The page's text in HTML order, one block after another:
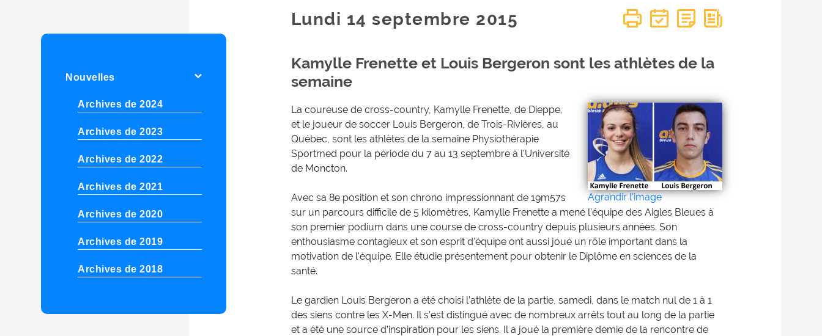
Nouvelles
Archives de 2024
Archives de 2023
Archives de 2022
Archives de 2021
Archives de 2020
Archives de 2019
Archives de 2018
Lundi 14septembre 2015
Kamylle Frenette et Louis Bergeron sont les athlètes de la
semaine
Agrandir l'image
La coureuse de cross-country, Kamylle Frenette, de Dieppe,
et le joueur de soccer Louis Bergeron, de Trois-Rivières, au
Québec, sont les athlètes de la semaine Physiothérapie
Sportmed pour la période du 7 au 13 septembre à l'Université
de Moncton.
Avec sa 8e position et son chrono impressionnant de 19m57s
sur un parcours difficile de 5 kilomètres, Kamylle Frenette a mené l'équipe des Aigles Bleues à
son premier podium dans une course de cross-country depuis plusieurs années. Son
enthousiasme contagieux et son esprit d'équipe ont aussi joué un rôle important dans la
motivation de l'équipe. Elle étudie présentement pour obtenir le Diplôme en sciences de la
santé.
Le gardien Louis Bergeron a été choisi l’athlète de la partie, samedi, dans le match nul de 1 à 1
des siens contre les X-Men. Il s’est distingué avec de nombreux arrêts tout au long de la partie
et a été une source d’inspiration pour les siens. Il a joué la première demie de la rencontre de